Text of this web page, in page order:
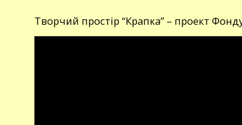
Творчий простір “Крапка” – проект